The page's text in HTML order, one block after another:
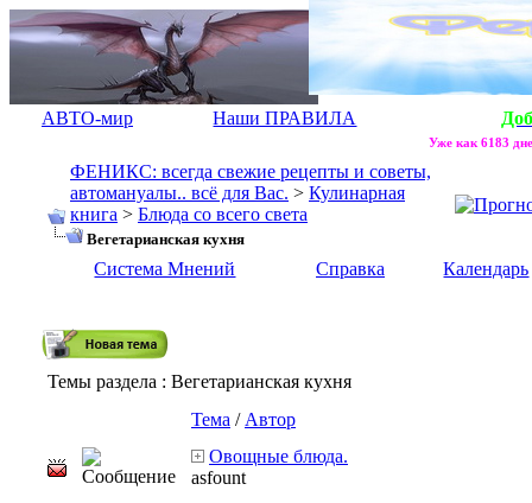
АВТО-мир Наши ПРАВИЛА
Уже как 6183
ФЕНИКС: всегда свежие рецепты и советы,
автомануалы.. всё для Вас. > Кулинарная
книга > Блюда со всего света
Вегетарианская кухня
Система Мнений Справка Календарь
Темы раздела : Вегетарианская кухня
Тема / Автор
Овощные блюда.
asfount